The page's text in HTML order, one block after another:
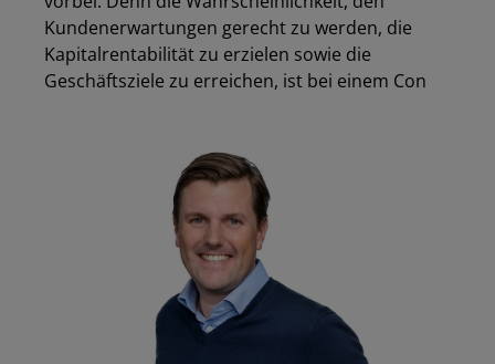
Kundenerwartungen gerecht zu werden, die
Kapitalrentabilität zu erzielen sowie die
Geschäftsziele zu erreichen, ist bei einem Con